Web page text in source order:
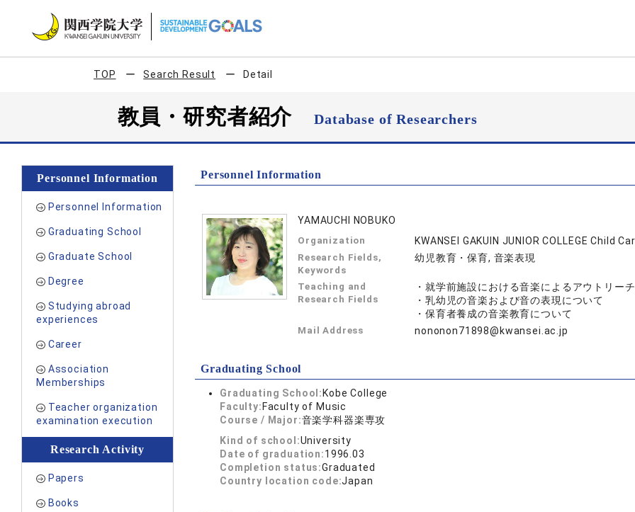
TOP Search Result Detail
教員・研究者紹介Database of Researchers
Personnel Information
Personnel Information
Graduating School
Graduate School
Degree
Studying abroad
experiences
Career
Association
Memberships
Teacher organization
examination execution
Research Activity
Papers
Books
Personnel Information
YAMAUCHI NOBUKO
Organization KWANSEI GAKUIN JUNIOR COLLEGE
Research Fields,
Keywords
幼児教育・保育, 音楽表現
Teaching and
Research Fields
・就学前施設における音楽によるアウトリー
・乳幼児の音楽および音の表現について
・保育者養成の音楽教育について
Mail Address nononon71898@kwansei.ac.jp
Graduating School
Graduating School: Kobe College
Faculty: Faculty of Music
Course / Major:音楽学科器楽専攻
Kind of school:University
Date of graduation:1996.03
Completion status:Graduated
Country location code:Japan